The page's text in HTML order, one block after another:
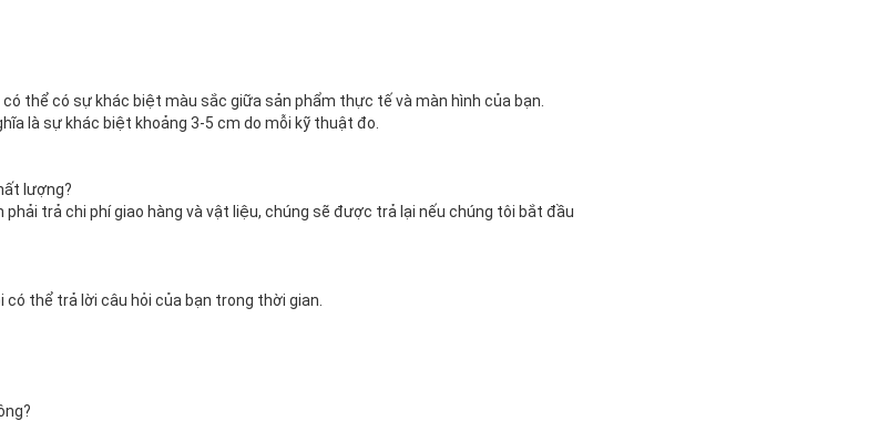
thể có sự khác biệt màu sắc giữa sản phẩm thực tế và màn hình của bạn.
là sự khác biệt khoảng 3-5 cm do mỗi kỹ thuật đo.
lượng?
trả chi phí giao hàng và vật liệu, chúng sẽ được trả lại nếu chúng tôi bắt đầu
thể trả lời câu hỏi của bạn trong thời gian.